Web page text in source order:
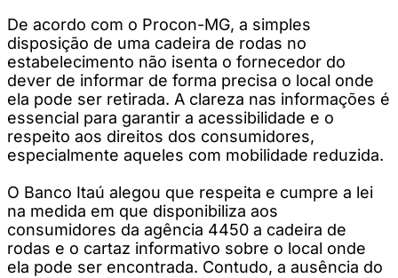
De acordo com o Procon-MG, a simples
disposição de uma cadeira de rodas no
estabelecimento não isenta o fornecedor do
dever de informar de forma precisa o local onde
ela pode ser retirada. A clareza nas informações é
essencial para garantir a acessibilidade e o
respeito aos direitos dos consumidores,
especialmente aqueles com mobilidade reduzida.
O Banco Itaú alegou que respeita e cumpre a lei
na medida em que disponibiliza aos
consumidores da agência 4450 a cadeira de
rodas e o cartaz informativo sobre o local onde
ela pode ser encontrada. Contudo, a ausência do